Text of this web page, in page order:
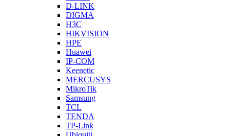
D-LINK
DIGMA
H3C
HIKVISION
HPE
Huawei
IP-COM
Keenetic
MERCUSYS
MikroTik
Samsung
TCL
TENDA
TP-Link